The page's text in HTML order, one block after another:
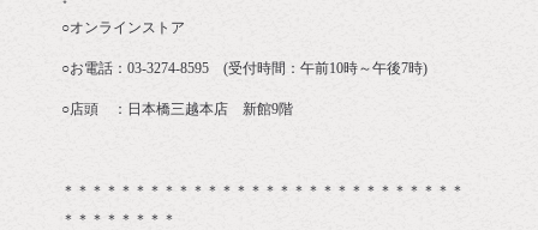
○オンラインストア
○お電話：03-3274-8595 (受付時間：午前10時～午後7時)
○店頭 ：日本橋三越本店 新館9階
＊＊＊＊＊＊＊＊＊＊＊＊＊＊＊＊＊＊＊＊＊＊＊＊＊＊＊＊
＊＊＊＊＊＊＊＊